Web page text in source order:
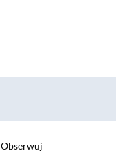
Obserwuj